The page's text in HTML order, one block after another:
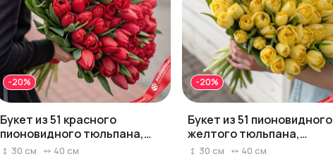
-20%
Букет из 51 красного
пионовидного тюльпана,
Голландия
30 см 40 см
-20%
Букет из 51 пионовидного
желтого тюльпана,
Голландия
30 см 40 см